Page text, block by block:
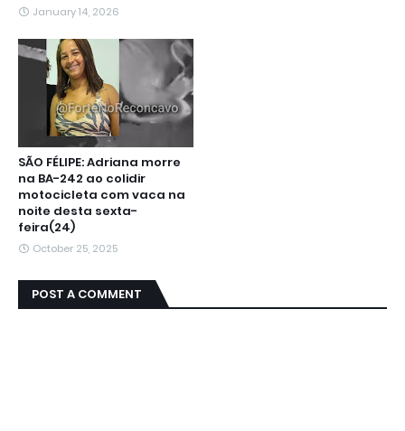
January 14, 2026
SÃO FÉLIPE: Adriana morre
na BA-242 ao colidir
motocicleta com vaca na
noite desta sexta-
feira(24)
October 25, 2025
POST A COMMENT